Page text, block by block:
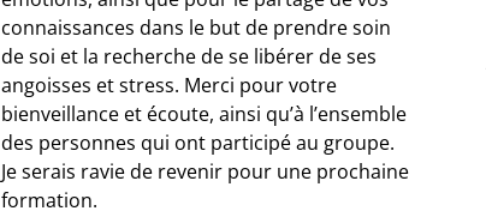
connaissances dans le but de prendre soin
de soi et la recherche de se libérer de ses
angoisses et stress. Merci pour votre
bienveillance et écoute, ainsi qu’à l’ensemble
des personnes qui ont participé au groupe.
Je serais ravie de revenir pour une prochaine
formation.